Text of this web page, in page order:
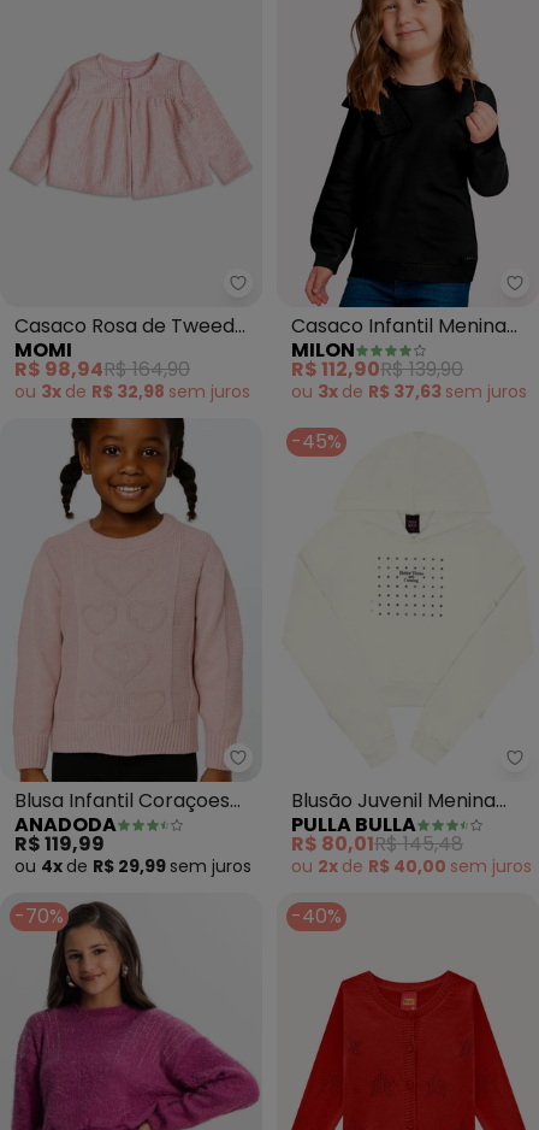
Momi - Casaco Rosa de Tweed
Casaco Rosa de Tweed
(Rosa)
MOMI
R$ 98,94R$ 164,90
ou 3x de R$ 32,98 sem juros
Casaco Infantil Menina
com Laço (Preto)
MILON
R$ 112,90R$ 139,90
ou 3x de R$ 37,63 sem juros
Anadoda - Blusa Infantil
Blusa Infantil Coraçoes
(Rosa)
ANADODA
R$ 119,99
ou 4x de R$ 29,99 sem juros
-45%
Blusão Juvenil Menina
Moletinho ( Bege )
PULLA BULLA
R$ 80,01R$ 145,48
ou 2x de R$ 40,00 sem juros
-70% -40%